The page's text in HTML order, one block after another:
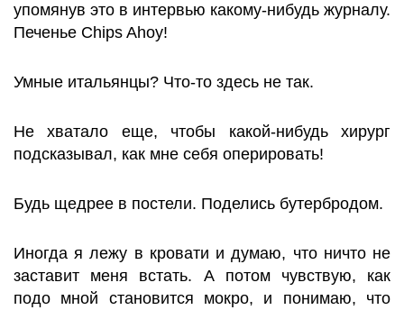
упомянув это в интервью какому-нибудь журналу.
Печенье Chips Ahoy!
Умные итальянцы? Что-то здесь не так.
Не хватало еще, чтобы какой-нибудь хирург
подсказывал, как мне себя оперировать!
Будь щедрее в постели. Поделись бутербродом.
Иногда я лежу в кровати и думаю, что ничто не
заставит меня встать. А потом чувствую, как
подо мной становится мокро, и понимаю, что